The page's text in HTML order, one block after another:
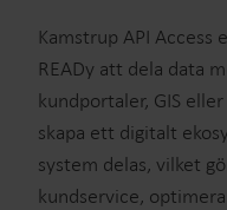
Kamstrup API
READy att dela data
kundportaler, GIS
skapa ett digitalt
system delas, vilket
kundservice,